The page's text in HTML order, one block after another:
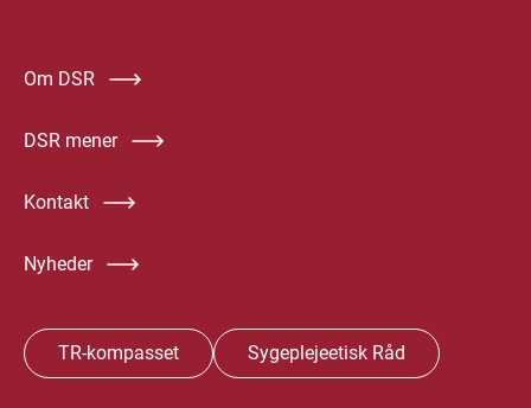
Om DSR
DSR mener
Kontakt
Nyheder
TR-kompasset Sygeplejeetisk Råd